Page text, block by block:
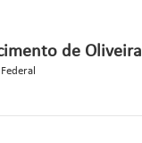
de